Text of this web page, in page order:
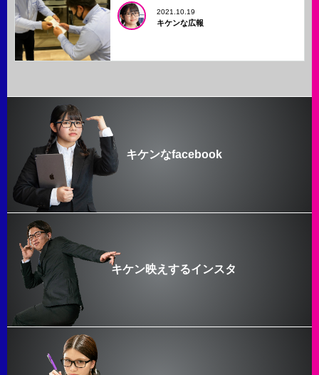
2021.10.19
キケンな広報
キケンなfacebook
キケン映えするインスタ